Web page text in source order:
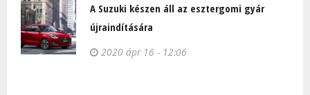
A Suzuki készen áll az esztergomi gyár
újraindítására
2020 ápr 16 - 12:06